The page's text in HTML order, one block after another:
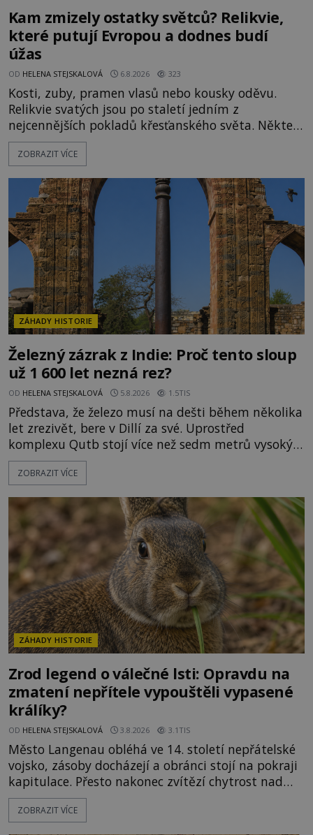
Kam zmizely ostatky světců? Relikvie,
které putují Evropou a dodnes budí
úžas
OD HELENA STEJSKALOVÁ 6.8.2026 323
Kosti, zuby, pramen vlasů nebo kousky oděvu.
Relikvie svatých jsou po staletí jedním z
nejcennějších pokladů křesťanského světa. Některé
mají pečlivě doloženou historii, jiné provází
záhady, krádeže i nečekané objevy. Jejich osudy
o skutečné historické události. Ve středověké
Evropě mají relikvie mimořádnou hodnotu. Nejsou
jen předmětem úcty
ZOBRAZIT VÍCE
ZÁHADY HISTORIE
Železný zázrak z Indie: Proč tento sloup
už 1 600 let nezná rez?
OD HELENA STEJSKALOVÁ 5.8.2026 1.5TIS
Představa, že železo musí na dešti během několika
let zrezivět, bere v Dillí za své. Uprostřed
komplexu Qutb stojí více než sedm metrů vysoký
železný sloup, který už přibližně 1 600 let odolává
počasí s jen nepatrnými stopami koroze. Jeho
ztracených technologiích či tajemných
materiálech. Moderní metalurgie však ukazuje, že
skutečné vysvětlení je ješt
ZOBRAZIT VÍCE
ZÁHADY HISTORIE
Zrod legend o válečné lsti: Opravdu na
zmatení nepřítele vypouštěli vypasené
králíky?
OD HELENA STEJSKALOVÁ 3.8.2026 3.1TIS
Město Langenau obléhá ve 14. století nepřátelské
vojsko, zásoby docházejí a obránci stojí na pokraji
kapitulace. Přesto nakonec zvítězí chytrost nad
hrubou silou. Podle staré německé legendy vypustí
obyvatelé za hradby dobře živeného králíka, aby
ZOBRAZIT VÍCE